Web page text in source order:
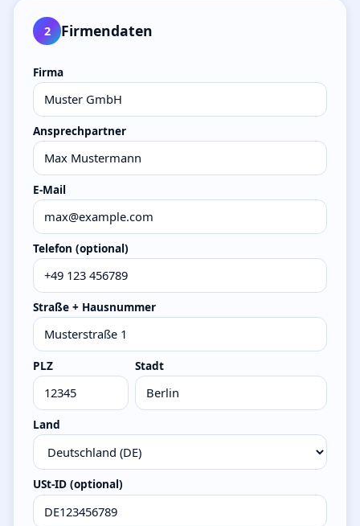
2 Firmendaten
Firma
Ansprechpartner
E-Mail
Telefon (optional)
Straße + Hausnummer
PLZ Stadt
Land
USt-ID (optional)